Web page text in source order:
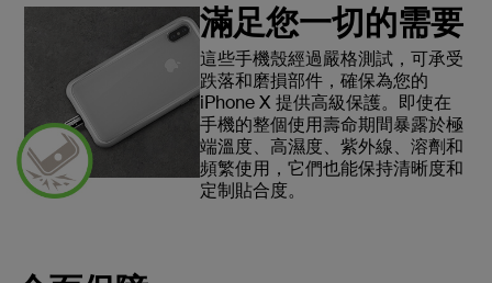
滿足您一切的需要
這些手機殼經過嚴格測試，可承受
跌落和磨損部件，確保為您的
iPhone X 提供高級保護。即使在
手機的整個使用壽命期間暴露於極
端溫度、高濕度、紫外線、溶劑和
頻繁使用，它們也能保持清晰度和
定制貼合度。